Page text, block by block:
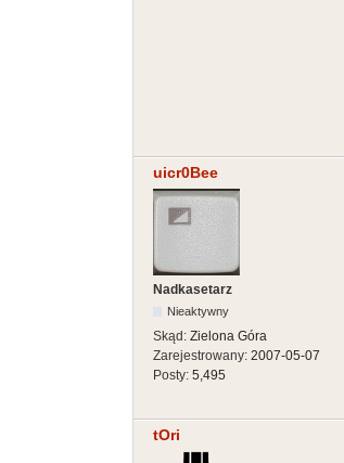
uicr0Bee
Nadkasetarz
Nieaktywny
Skąd: Zielona Góra
Zarejestrowany: 2007-05-07
Posty: 5,495
tOri